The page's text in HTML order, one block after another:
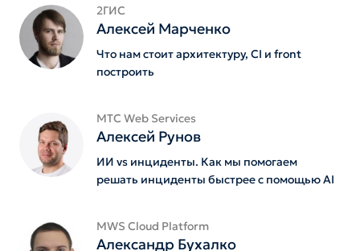
2ГИС
Алексей Марченко
Что нам стоит архитектуру, CI и front
построить
MTС Web Services
Алексей Рунов
ИИ vs инциденты. Как мы помогаем
решать инциденты быстрее с помощью AI
MWS Cloud Platform
Александр Бухалко